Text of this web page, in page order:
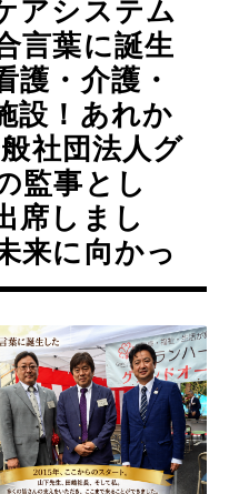
アシステム
言葉に誕生
護・介護・
設！あれか
社団法人グ
監事とし
席しまし
来に向かっ